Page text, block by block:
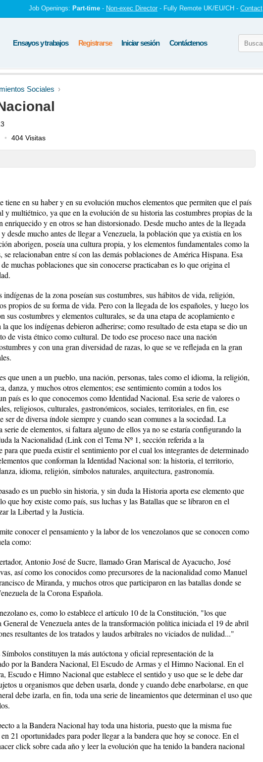
Job Openings: Part-time - Non-exec Director - Fully Remote UK/EU/CH - Contact
Ensayos y trabajos Registrarse Iniciar sesión Contáctenos
Sociales
404 Visitas
tiene en su haber y en su evolución muchos elementos que permiten que el país
y multiétnico, ya que en la evolución de su historia las costumbres propias de la
enriquecido y en otros se han distorsionado. Desde mucho antes de la llegada
desde mucho antes de llegar a Venezuela, la población que ya existía en los
aborigen, poseía una cultura propia, y los elementos fundamentales como la
relacionaban entre sí con las demás poblaciones de América Hispana. Esa
muchas poblaciones que sin conocerse practicaban es lo que origina el
de la zona poseían sus costumbres, sus hábitos de vida, religión,
propios de su forma de vida. Pero con la llegada de los españoles, y luego los
sus costumbres y elementos culturales, se da una etapa de acoplamiento e
que los indígenas debieron adherirse; como resultado de esta etapa se dio un
de vista étnico como cultural. De todo ese proceso nace una nación
y con una gran diversidad de razas, lo que se ve reflejada en la gran
que unen a un pueblo, una nación, personas, tales como el idioma, la religión,
danza, y muchos otros elementos; ese sentimiento común a todos los
país es lo que conocemos como Identidad Nacional. Esa serie de valores o
religiosos, culturales, gastronómicos, sociales, territoriales, en fin, ese
ser de diversa índole siempre y cuando sean comunes a la sociedad. La
de elementos, si faltara alguno de ellos ya no se estaría configurando la
la Nacionalidad (Link con el Tema Nº 1, sección referida a la
para que pueda existir el sentimiento por el cual los integrantes de determinado
que conforman la Identidad Nacional son: la historia, el territorio,
idioma, religión, símbolos naturales, arquitectura, gastronomía.
es un pueblo sin historia, y sin duda la Historia aporta ese elemento que
que hoy existe como país, sus luchas y las Batallas que se libraron en el
la Libertad y la Justicia.
conocer el pensamiento y la labor de los venezolanos que se conocen como
como:
Antonio José de Sucre, llamado Gran Mariscal de Ayacucho, José
así como los conocidos como precursores de la nacionalidad como Manuel
de Miranda, y muchos otros que participaron en las batallas donde se
de la Corona Española.
es, como lo establece el artículo 10 de la Constitución, "los que
de Venezuela antes de la transformación política iniciada el 19 de abril
resultantes de los tratados y laudos arbítrales no viciados de nulidad..."
constituyen la más autóctona y oficial representación de la
por la Bandera Nacional, El Escudo de Armas y el Himno Nacional. En el
Escudo e Himno Nacional que establece el sentido y uso que se le debe dar
u organismos que deben usarla, donde y cuando debe enarbolarse, en que
debe izarla, en fin, toda una serie de lineamientos que determinan el uso que
a la Bandera Nacional hay toda una historia, puesto que la misma fue
21 oportunidades para poder llegar a la bandera que hoy se conoce. En el
click sobre cada año y leer la evolución que ha tenido la bandera nacional